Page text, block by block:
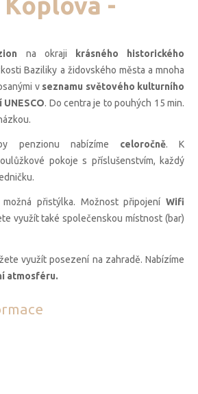
na okraji
krásného historického
Baziliky a židovského města a mnoha
v seznamu světového kulturního
. Do centra je to pouhých 15 min.
penzionu nabízíme celoročně. K
pokoje s příslušenstvím, každý
přistýlka. Možnost připojení Wifi
využít také společenskou místnost (bar)
využít posezení na zahradě. Nabízíme
atmosféru.